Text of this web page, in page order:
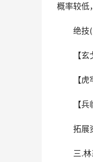
概率较低
绝技(
【玄戈
【虎牢
【兵临
拓展资
三.林